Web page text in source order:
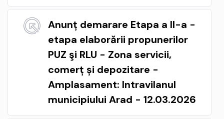
Anunț demarare Etapa a II-a -
etapa elaborării propunerilor
PUZ şi RLU - Zona servicii,
comerț și depozitare -
Amplasament: Intravilanul
municipiului Arad - 12.03.2026